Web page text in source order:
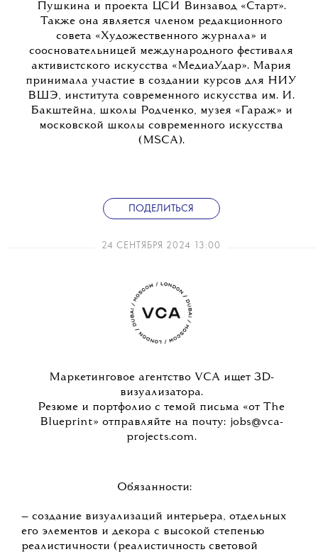
Пушкина и проекта ЦСИ Винзавод «Старт».
Также она является членом редакционного
совета «Художественного журнала» и
соосновательницей международного фестиваля
активистского искусства «МедиаУдар». Мария
принимала участие в создании курсов для НИУ
ВШЭ, института современного искусства им. И.
Бакштейна, школы Родченко, музея «Гараж» и
московской школы современного искусства
(MSCA).
ПОДЕЛИТЬСЯ
24 СЕНТЯБРЯ 2024 13:00
Маркетинговое агентство VCA ищет 3D-
визуализатора.
Резюме и портфолио с темой письма «от The
Blueprint» отправляйте на почту: jobs@vca-
projects.com.
Обязанности:
— создание визуализаций интерьера, отдельных
его элементов и декора с высокой степенью
реалистичности (реалистичность световой